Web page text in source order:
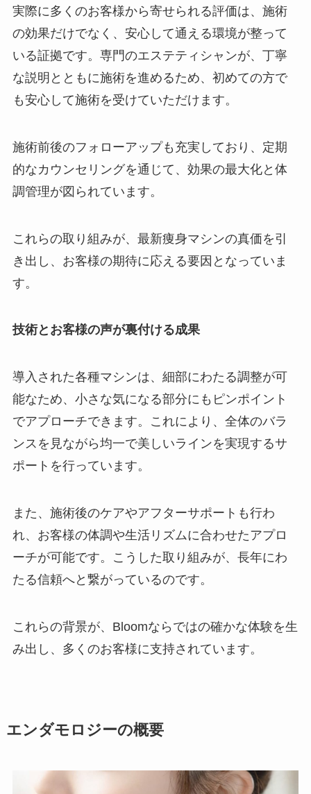
実際に多くのお客様から寄せられる評価は、施術
の効果だけでなく、安心して通える環境が整って
いる証拠です。専門のエステティシャンが、丁寧
な説明とともに施術を進めるため、初めての方で
も安心して施術を受けていただけます。
施術前後のフォローアップも充実しており、定期
的なカウンセリングを通じて、効果の最大化と体
調管理が図られています。
これらの取り組みが、最新痩身マシンの真価を引
き出し、お客様の期待に応える要因となっていま
す。
技術とお客様の声が裏付ける成果
導入された各種マシンは、細部にわたる調整が可
能なため、小さな気になる部分にもピンポイント
でアプローチできます。これにより、全体のバラ
ンスを見ながら均一で美しいラインを実現するサ
ポートを行っています。
また、施術後のケアやアフターサポートも行わ
れ、お客様の体調や生活リズムに合わせたアプロ
ーチが可能です。こうした取り組みが、長年にわ
たる信頼へと繋がっているのです。
これらの背景が、Bloomならではの確かな体験を生
み出し、多くのお客様に支持されています。
エンダモロジーの概要